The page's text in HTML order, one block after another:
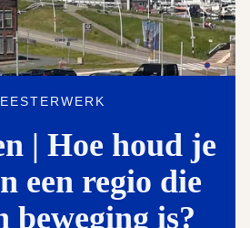
| Hoe houd je
een regio die
beweging is?